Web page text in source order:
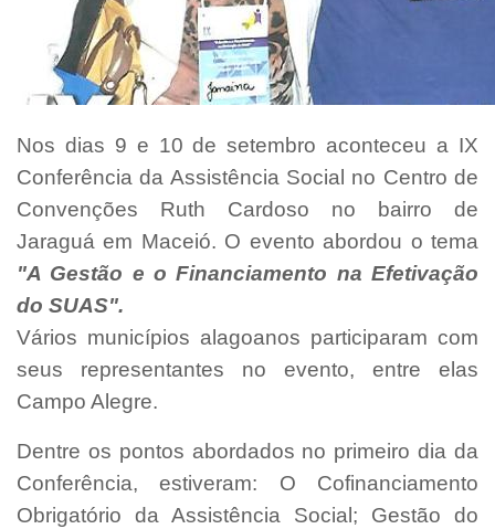
Nos dias 9 e 10 de setembro aconteceu a IX
Conferência da Assistência Social no Centro de
Convenções Ruth Cardoso no bairro de
Jaraguá em Maceió. O evento abordou o tema
"A Gestão e o Financiamento na Efetivação
do SUAS".
Vários municípios alagoanos participaram com
seus representantes no evento, entre elas
Campo Alegre.
Dentre os pontos abordados no primeiro dia da
Conferência, estiveram: O Cofinanciamento
Obrigatório da Assistência Social; Gestão do